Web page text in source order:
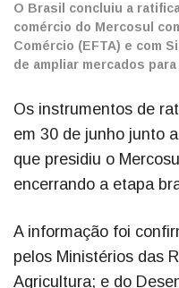
O Brasil concluiu a
comércio do Mercosul
Comércio (EFTA) e com
de ampliar mercados
Os instrumentos de
em 30 de junho junto
que presidiu o
encerrando a etapa
A informação foi
pelos Ministérios das
Agricultura; e do